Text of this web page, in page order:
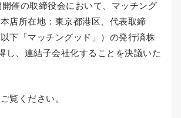
催の取締役会において、マッチング
店所在地：東京都港区、代表取締
下「マッチングッド」）の発行済株
し、連結子会社化することを決議いた
覧ください。